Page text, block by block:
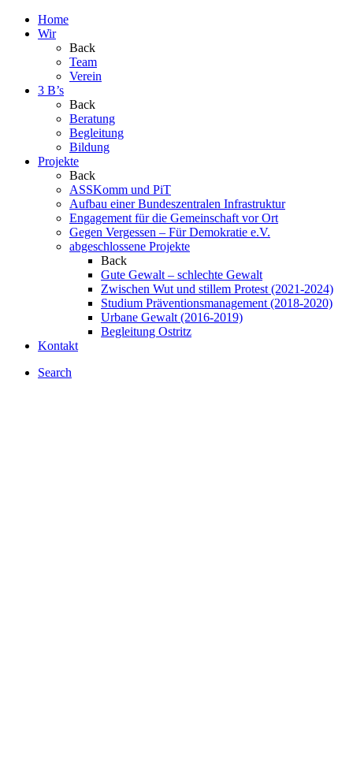
Home
Wir
Back
Team
Verein
3 B’s
Back
Beratung
Begleitung
Bildung
Projekte
Back
ASSKomm und PiT
Aufbau einer Bundeszentralen Infrastruktur
Engagement für die Gemeinschaft vor Ort
Gegen Vergessen – Für Demokratie e.V.
abgeschlossene Projekte
Back
Gute Gewalt – schlechte Gewalt
Zwischen Wut und stillem Protest (2021-2024)
Studium Präventionsmanagement (2018-2020)
Urbane Gewalt (2016-2019)
Begleitung Ostritz
Kontakt
Search